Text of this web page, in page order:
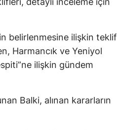
Rize
Sakarya
belirlenmesine ilişkin teklif
Harmancık ve Yeniyol
ilişkin gündem
Balki, alınan kararların